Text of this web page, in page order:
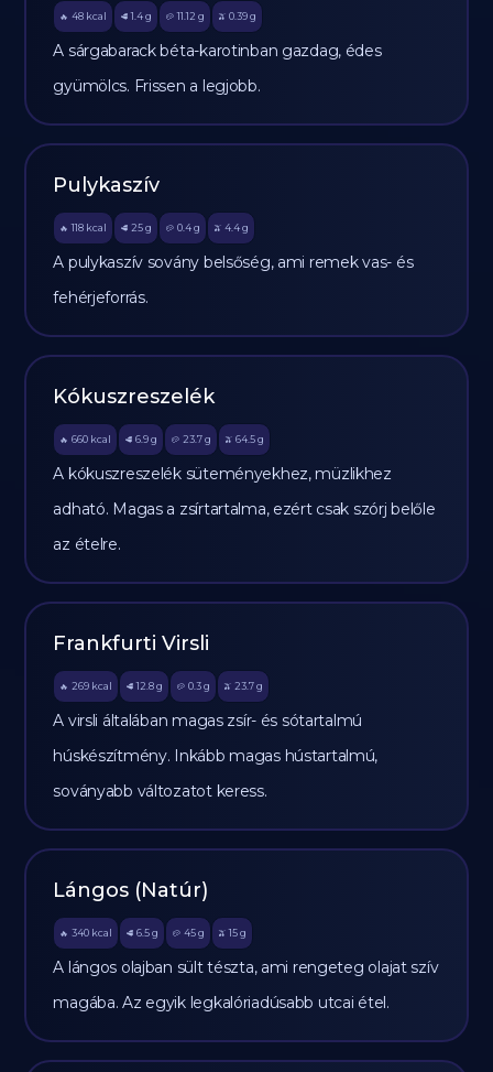
🔥 48 kcal 🥩 1.4 g 🥔 11.12 g 🫒 0.39 g
A sárgabarack béta-karotinban gazdag, édes
gyümölcs. Frissen a legjobb.
Pulykaszív
🔥 118 kcal 🥩 25 g 🥔 0.4g 🫒 4.4 g
A pulykaszív sovány belsőség, ami remek vas- és
fehérjeforrás.
Kókuszreszelék
🔥 660 kcal 🥩 6.9 g 🥔 23.7g 🫒 64.5 g
A kókuszreszelék süteményekhez, müzlikhez
adható. Magas a zsírtartalma, ezért csak szórj belőle
az ételre.
Frankfurti Virsli
🔥 269 kcal 🥩 12.8 g 🥔 0.3g 🫒 23.7 g
A virsli általában magas zsír- és sótartalmú
húskészítmény. Inkább magas hústartalmú,
soványabb változatot keress.
Lángos (Natúr)
🔥 340 kcal 🥩 6.5 g 🥔 45g 🫒 15 g
A lángos olajban sült tészta, ami rengeteg olajat szív
magába. Az egyik legkalóriadúsabb utcai étel.